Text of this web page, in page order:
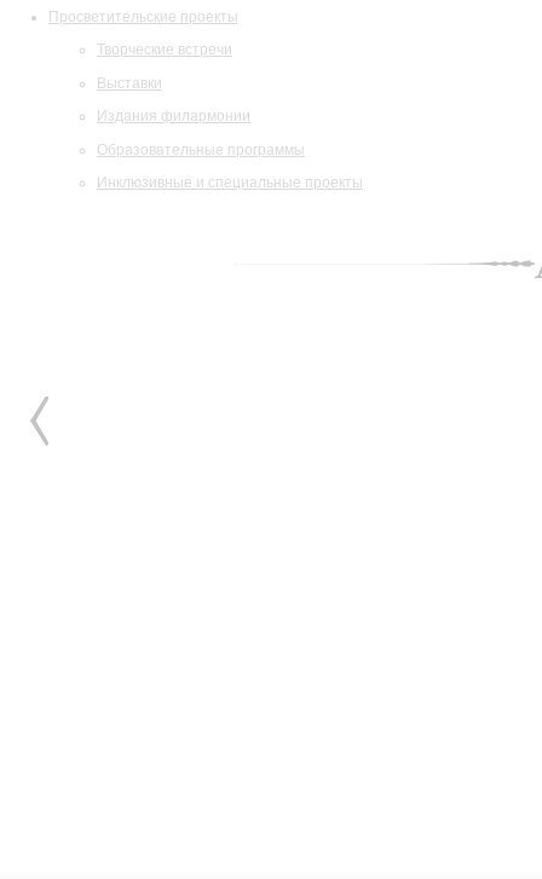
Просветительские проекты
Творческие встречи
Выставки
Издания филармонии
Образовательные программы
Инклюзивные и специальные проекты